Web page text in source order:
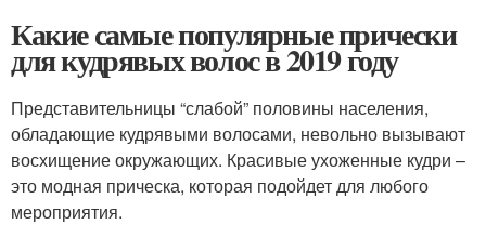
Какие самые популярные прически
для кудрявых волос в 2019 году
Представительницы “слабой” половины населения,
обладающие кудрявыми волосами, невольно вызывают
восхищение окружающих. Красивые ухоженные кудри –
это модная прическа, которая подойдет для любого
мероприятия.